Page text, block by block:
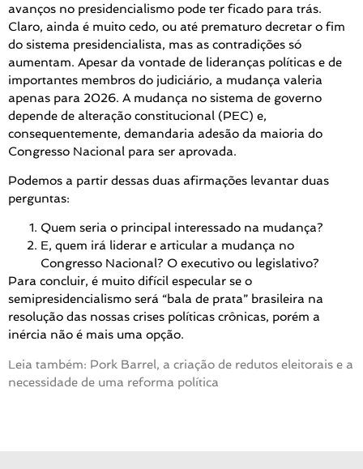
avanços no presidencialismo pode ter ficado para trás.
Claro, ainda é muito cedo, ou até prematuro decretar o fim
do sistema presidencialista, mas as contradições só
aumentam. Apesar da vontade de lideranças políticas e de
importantes membros do judiciário, a mudança valeria
apenas para 2026. A mudança no sistema de governo
depende de alteração constitucional (PEC) e,
consequentemente, demandaria adesão da maioria do
Congresso Nacional para ser aprovada.
Podemos a partir dessas duas afirmações levantar duas
perguntas:
Quem seria o principal interessado na mudança?
E, quem irá liderar e articular a mudança no
Congresso Nacional? O executivo ou legislativo?
Para concluir, é muito difícil especular se o
semipresidencialismo será “bala de prata” brasileira na
resolução das nossas crises políticas crônicas, porém a
inércia não é mais uma opção.
Leia também: Pork Barrel, a criação de redutos eleitorais e a
necessidade de uma reforma política